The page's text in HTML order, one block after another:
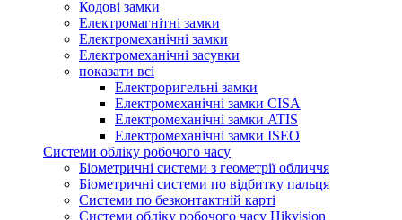
Кодові замки
Електромагнітні замки
Електромеханічні замки
Електромеханічні засувки
показати всі
Електроригельні замки
Електромеханічні замки CISA
Електромеханічні замки ATIS
Електромеханічні замки ISEO
Системи обліку робочого часу
Біометричні системи з геометрії обличчя
Біометричні системи по відбитку пальця
Системи по безконтактній карті
Системи обліку робочого часу Hikvision